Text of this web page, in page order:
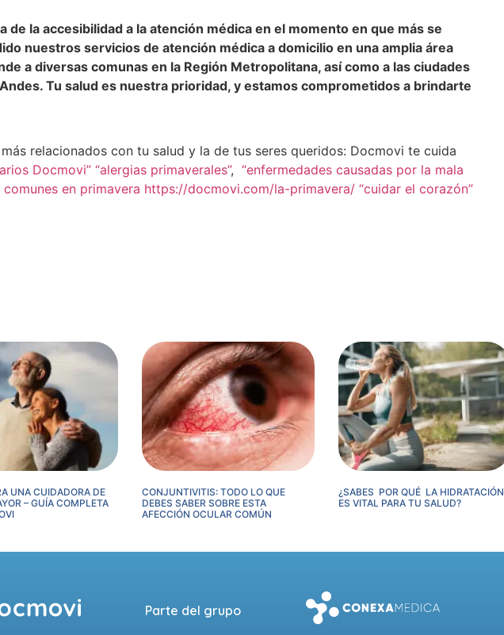
de la accesibilidad a la atención médica en el momento en que más se
nuestros servicios de atención médica a domicilio en una amplia área
a diversas comunas en la Región Metropolitana, así como a las ciudades
Tu salud es nuestra prioridad, y estamos comprometidos a brindarte
relacionados con tu salud y la de tus seres queridos: Docmovi te cuida
Docmovi” “alergias primaverales”, “enfermedades causadas por la mala
comunes en primavera https://docmovi.com/la-primavera/ “cuidar el corazón”
UNA CUIDADORA DE
– GUÍA COMPLETA
CONJUNTIVITIS: TODO LO QUE
DEBES SABER SOBRE ESTA
AFECCIÓN OCULAR COMÚN
¿SABES POR QUÉ LA HIDRATACIÓN
ES VITAL PARA TU SALUD?
Parte del grupo